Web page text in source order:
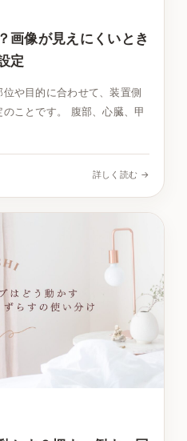
画像が見えにくいとき
定
や目的に合わせて、装置側
ことです。 腹部、心臓、甲
詳しく読む →